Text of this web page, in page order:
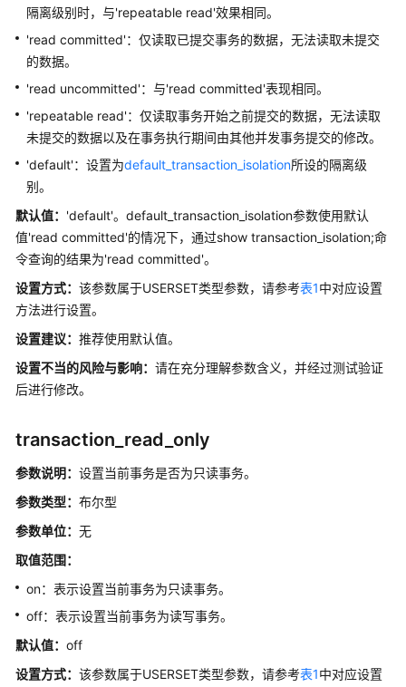
说
快
速
入
门
用
户
指
南
发
指
南
开
发
南
布
式
10.x）
发
指
南
中
隔离级别时，与'repeatable read'效果相同。
'read committed'：仅读取已提交事务的数据，无法读取未提交
的数据。
'read uncommitted'：与'read committed'表现相同。
'repeatable read'：仅读取事务开始之前提交的数据，无法读取
未提交的数据以及在事务执行期间由其他并发事务提交的修改。
'default'：设置为default_transaction_isolation所设的隔离级
别。
默认值： 'default'。default_transaction_isolation参数使用默认
值'read committed'的情况下，通过show transaction_isolation;命
令查询的结果为'read committed'。
设置方式： 该参数属于USERSET类型参数，请参考表1中对应设置
方法进行设置。
设置建议： 推荐使用默认值。
设置不当的风险与影响： 请在充分理解参数含义，并经过测试验证
后进行修改。
transaction_read_only
参数说明： 设置当前事务是否为只读事务。
参数类型： 布尔型
参数单位： 无
取值范围：
on：表示设置当前事务为只读事务。
off：表示设置当前事务为读写事务。
默认值： off
设置方式： 该参数属于USERSET类型参数，请参考表1中对应设置